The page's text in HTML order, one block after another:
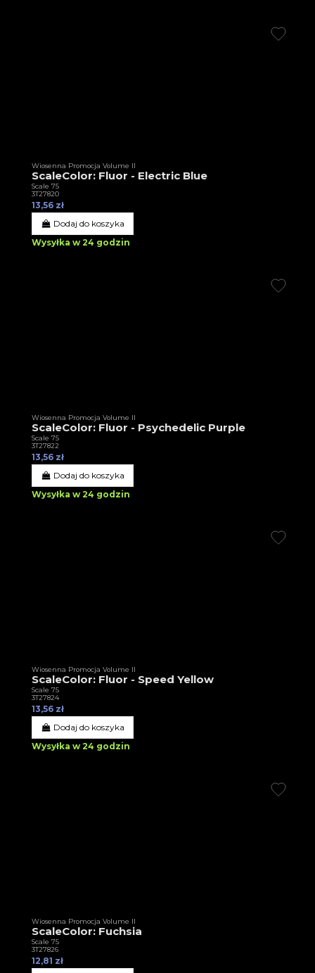
Wiosenna Promocja Volume II
ScaleColor: Fluor - Electric Blue
Scale 75
3T27820
13,56 zł
Dodaj do koszyka
Wysyłka w 24 godzin
Wiosenna Promocja Volume II
ScaleColor: Fluor - Psychedelic Purple
Scale 75
3T27822
13,56 zł
Dodaj do koszyka
Wysyłka w 24 godzin
Wiosenna Promocja Volume II
ScaleColor: Fluor - Speed Yellow
Scale 75
3T27824
13,56 zł
Dodaj do koszyka
Wysyłka w 24 godzin
Wiosenna Promocja Volume II
ScaleColor: Fuchsia
Scale 75
3T27826
12,81 zł